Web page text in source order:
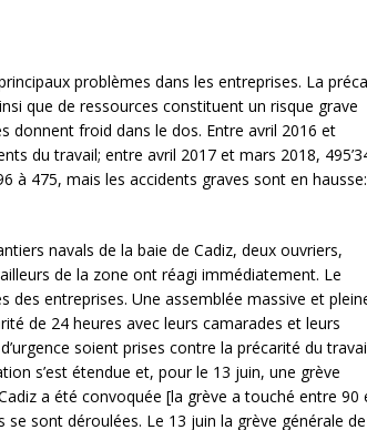
problèmes dans les entreprises. La
que de ressources constituent un risque grave
donnent froid dans le dos. Entre avril 2016 et
du travail; entre avril 2017 et mars 2018,
à 475, mais les accidents graves sont en
navals de la baie de Cadiz, deux ouvriers,
de la zone ont réagi immédiatement. Le
des entreprises. Une assemblée massive et
de 24 heures avec leurs camarades et leurs
soient prises contre la précarité du
s’est étendue et, pour le 13 juin, une grève
a été convoquée [la grève a touché entre 90
se sont déroulées. Le 13 juin la grève générale